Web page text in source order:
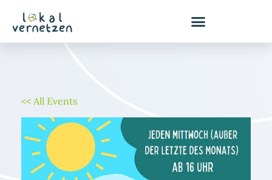
Inhalt
springen
<< All Events